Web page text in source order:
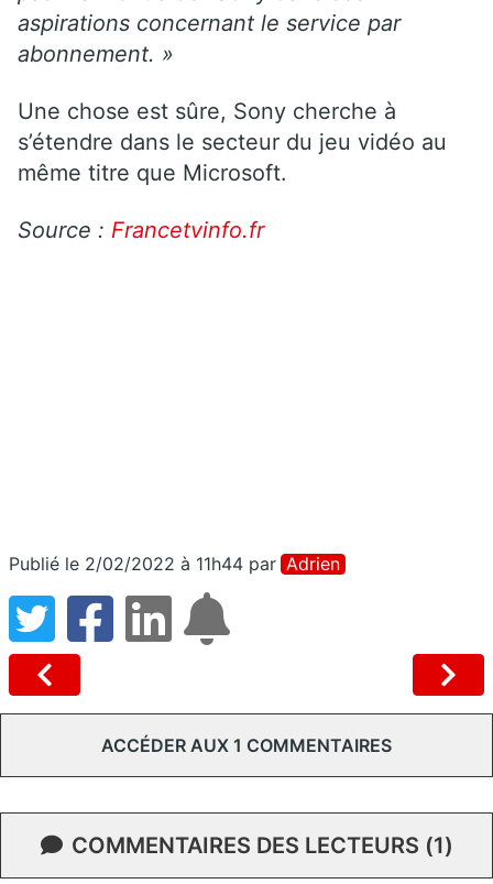
aspirations concernant le service par
abonnement. »
Une chose est sûre, Sony cherche à
s’étendre dans le secteur du jeu vidéo au
même titre que Microsoft.
Source : Francetvinfo.fr
Publié le 2/02/2022 à 11h44 par Adrien
ACCÉDER AUX 1 COMMENTAIRES
COMMENTAIRES DES LECTEURS (1)